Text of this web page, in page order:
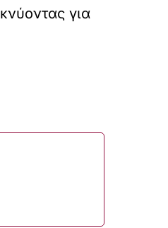
για